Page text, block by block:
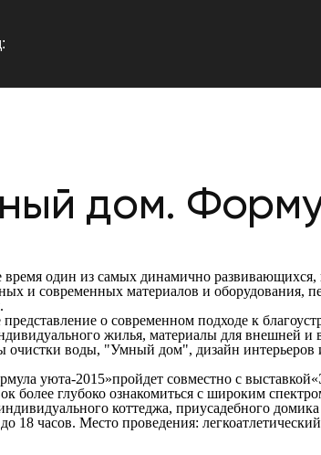
дом.
один из самых динамично
и современных материалов и оборудования,
представление о современном подходе к
жилья, материалы для внешней
очистки воды, "Умный дом", дизайн
уюта-2015»пройдет совместно с
более глубоко ознакомиться с широким
коттеджа, приусадебного
18 часов. Место проведения: